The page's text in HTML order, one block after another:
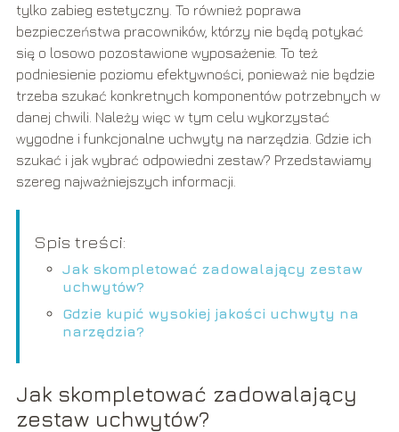
tylko zabieg estetyczny. To również poprawa
bezpieczeństwa pracowników, którzy nie będą potykać
się o losowo pozostawione wyposażenie. To też
podniesienie poziomu efektywności, ponieważ nie będzie
trzeba szukać konkretnych komponentów potrzebnych w
danej chwili. Należy więc w tym celu wykorzystać
wygodne i funkcjonalne uchwyty na narzędzia. Gdzie ich
szukać i jak wybrać odpowiedni zestaw? Przedstawiamy
szereg najważniejszych informacji.
Spis treści:
Jak skompletować zadowalający zestaw
uchwytów?
Gdzie kupić wysokiej jakości uchwyty na
narzędzia?
Jak skompletować zadowalający
zestaw uchwytów?